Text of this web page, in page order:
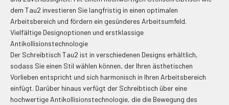
dem Tau2 investieren Sie langfristig in einen optimalen
Arbeitsbereich und fördern ein gesünderes Arbeitsumfeld.
Vielfältige Designoptionen und erstklassige
Antikollisionstechnologie
Der Schreibtisch Tau2 ist in verschiedenen Designs erhältlich,
sodass Sie einen Stil wählen können, der Ihren ästhetischen
Vorlieben entspricht und sich harmonisch in Ihren Arbeitsbereich
einfügt. Darüber hinaus verfügt der Schreibtisch über eine
hochwertige Antikollisionstechnologie, die die Bewegung des